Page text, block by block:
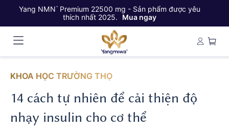
Yang NMN™Premium 22500 mg - Sản phẩm được yêu
thích nhất 2025.
Mua ngay
KHOA HỌC TRƯỜNG THỌ
14 cách tự nhiên để cải thiện độ
nhạy insulin cho cơ thể